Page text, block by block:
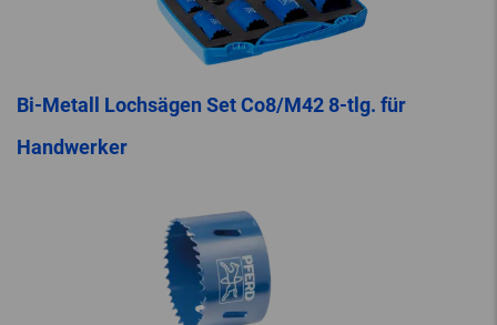
Bi-Metall Lochsägen Set Co8/M42 8-tlg. für
Handwerker